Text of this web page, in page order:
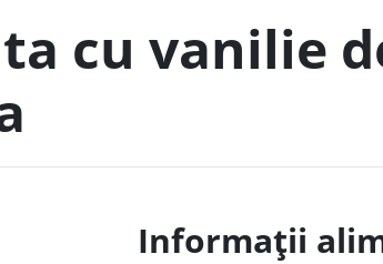
cu vanilie
Informații